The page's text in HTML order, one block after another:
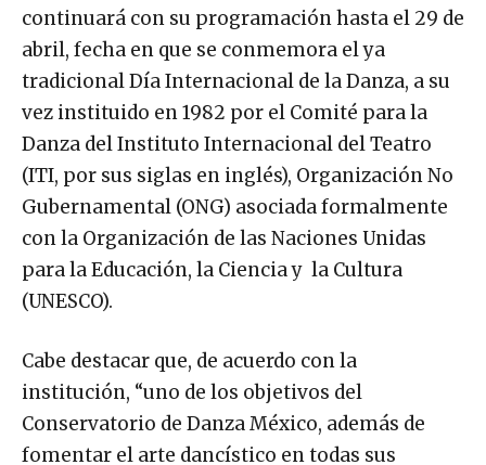
continuará con su programación hasta el 29 de
abril, fecha en que se conmemora el ya
tradicional Día Internacional de la Danza, a su
vez instituido en 1982 por el Comité para la
Danza del Instituto Internacional del Teatro
(ITI, por sus siglas en inglés), Organización No
Gubernamental (ONG) asociada formalmente
con la Organización de las Naciones Unidas
para la Educación, la Ciencia y la Cultura
(UNESCO).
Cabe destacar que, de acuerdo con la
institución, “uno de los objetivos del
Conservatorio de Danza México, además de
fomentar el arte dancístico en todas sus